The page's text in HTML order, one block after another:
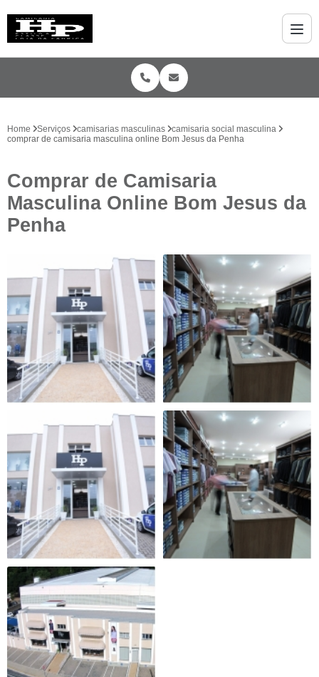
Home Serviços camisarias masculinas
camisaria social masculina
comprar de camisaria masculina online Bom Jesus da Penha
Comprar de Camisaria
Masculina Online Bom Jesus da
Penha